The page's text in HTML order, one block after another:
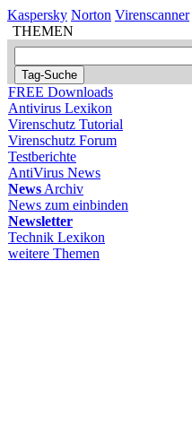
Kaspersky Norton Virenscanner
THEMEN
FREE Downloads
Antivirus Lexikon
Virenschutz Tutorial
Virenschutz Forum
Testberichte
AntiVirus News
News Archiv
News zum einbinden
Newsletter
Technik Lexikon
weitere Themen